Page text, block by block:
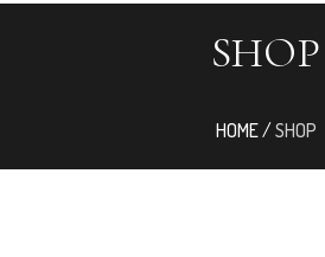
SHOP
HOME/SHOP